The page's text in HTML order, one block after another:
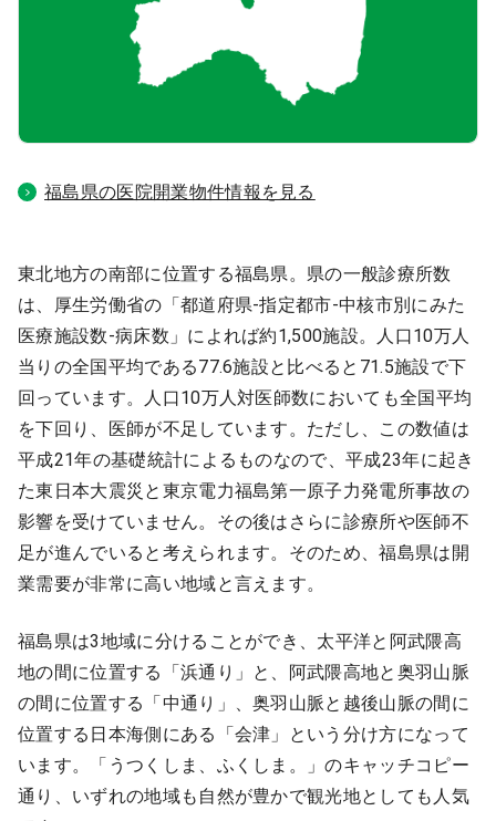
継承開業（医院継承）
新規開業（戸建て・テナント）
施工事例
開業セミナー
個別相談会
診療圏調査
9:00 ～ 18:00
0120-315-606
医師求人
DtoDとは
お問合せ
医院の譲渡・売却をお考えの方
福島県の医院開業物件情報を見る
東北地方の南部に位置する福島県。県の一般診療所数
は、厚生労働省の「都道府県-指定都市-中核市別にみた
医療施設数-病床数」によれば約1,500施設。人口10万人
当りの全国平均である77.6施設と比べると71.5施設で下
回っています。人口10万人対医師数においても全国平均
を下回り、医師が不足しています。ただし、この数値は
平成21年の基礎統計によるものなので、平成23年に起き
た東日本大震災と東京電力福島第一原子力発電所事故の
影響を受けていません。その後はさらに診療所や医師不
足が進んでいると考えられます。そのため、福島県は開
業需要が非常に高い地域と言えます。
福島県は3地域に分けることができ、太平洋と阿武隈高
地の間に位置する「浜通り」と、阿武隈高地と奥羽山脈
の間に位置する「中通り」、奥羽山脈と越後山脈の間に
位置する日本海側にある「会津」という分け方になって
います。「うつくしま、ふくしま。」のキャッチコピー
通り、いずれの地域も自然が豊かで観光地としても人気